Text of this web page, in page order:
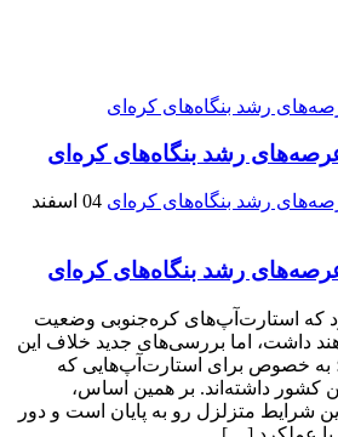
رشد بنگاه‌های کره‌ای‌
04 اسفند
رشد بنگاه‌های کره‌ای‌
که استارت‌آپ‌های کره‌جنوبی وضعیت
سال ۲۰۱۶ نخواهند داشت، اما بررسی‌های جدید خلاف این
به خصوص برای استارت‌آپ‌هایی که
کشور داشته‌اند. بر همین اساس،
شرایط متزلزل رو به پایان است و دور